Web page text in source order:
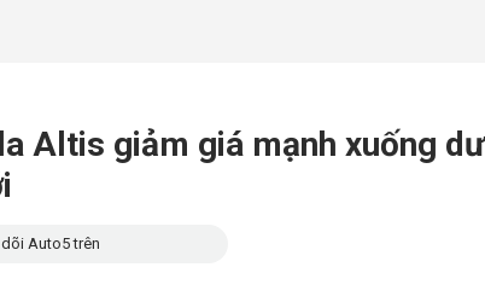
Altis giảm giá mạnh xuống
Auto5 trên